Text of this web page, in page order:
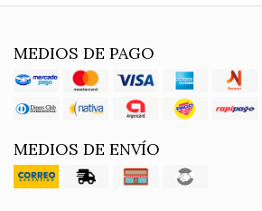
MEDIOS DE PAGO
MEDIOS DE ENVÍO